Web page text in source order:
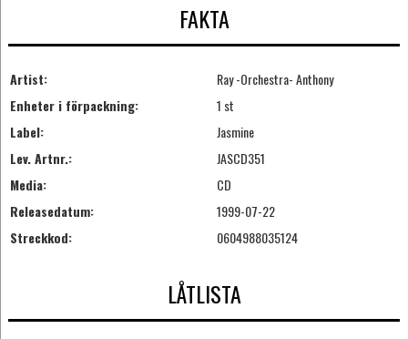
FAKTA
Artist:
Ray -Orchestra- Anthony
Enheter i förpackning:
1 st
Label:
Jasmine
Lev. Artnr.:
JASCD351
Media:
CD
Releasedatum:
1999-07-22
Streckkod:
0604988035124
LÅTLISTA